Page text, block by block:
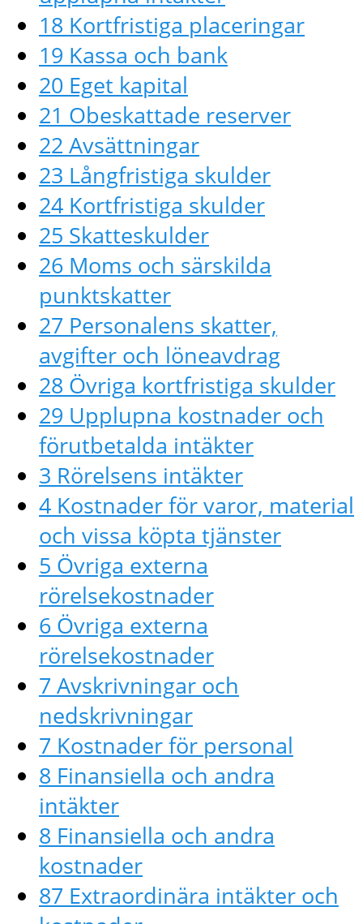
18 Kortfristiga placeringar
19 Kassa och bank
20 Eget kapital
21 Obeskattade reserver
22 Avsättningar
23 Långfristiga skulder
24 Kortfristiga skulder
25 Skatteskulder
26 Moms och särskilda
punktskatter
27 Personalens skatter,
avgifter och löneavdrag
28 Övriga kortfristiga skulder
29 Upplupna kostnader och
förutbetalda intäkter
3 Rörelsens intäkter
4 Kostnader för varor, material
och vissa köpta tjänster
5 Övriga externa
rörelsekostnader
6 Övriga externa
rörelsekostnader
7 Avskrivningar och
nedskrivningar
7 Kostnader för personal
8 Finansiella och andra
intäkter
8 Finansiella och andra
kostnader
87 Extraordinära intäkter och